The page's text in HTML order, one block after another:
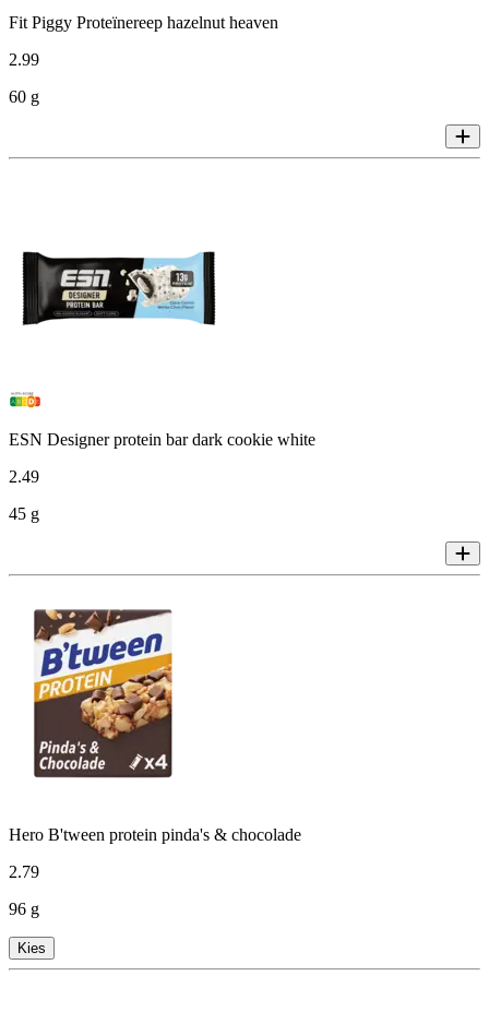
Fit Piggy Proteïnereep hazelnut heaven
2.99
60 g
ESN Designer protein bar dark cookie white
2.49
45 g
Hero B'tween protein pinda's & chocolade
2.79
96 g
Kies